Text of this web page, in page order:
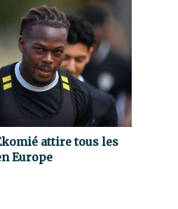
attire tous les
Europe